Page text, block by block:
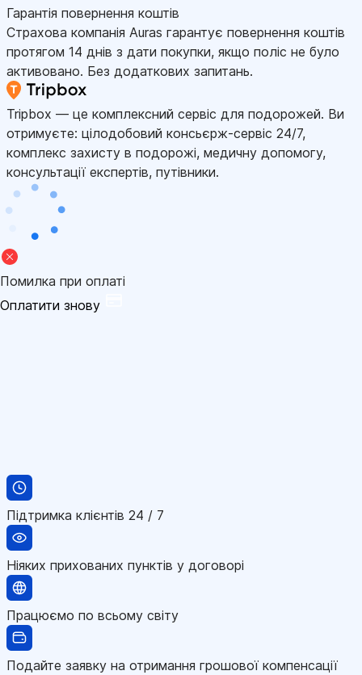
Гарантія повернення коштів
Страхова компанія Auras гарантує повернення коштів
протягом 14 днів з дати покупки, якщо поліс не було
активовано. Без додаткових запитань.
Tripbox — це комплексний сервіс для подорожей. Ви
отримуєте: цілодобовий консьєрж-сервіс 24/7,
комплекс захисту в подорожі, медичну допомогу,
консультації експертів, путівники.
Помилка при оплаті
Оплатити знову
Підтримка клієнтів 24 / 7
Ніяких прихованих пунктів у договорі
Працюємо по всьому світу
Подайте заявку на отримання грошової компенсації